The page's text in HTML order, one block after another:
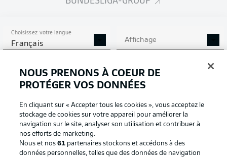
Choisissez votre langue
Français Affichage
Connexion
NOUS PRENONS À COEUR DE
PROTÉGER VOS DONNÉES
En cliquant sur « Accepter tous les cookies », vous acceptez le
stockage de cookies sur votre appareil pour améliorer la
navigation sur le site, analyser son utilisation et contribuer à
nos efforts de marketing.
Nous et nos61 partenaires stockons et accédons à des
données personnelles, telles que des données de navigation